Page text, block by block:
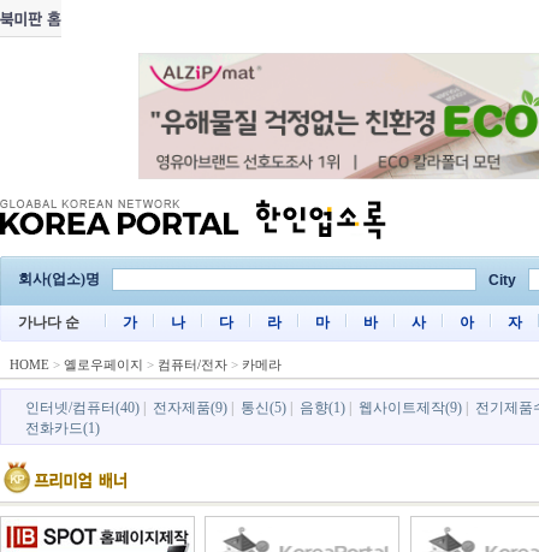
회사(업소)명 City
가나다 순 가 나 다 라 마 바 사 아 자
HOME > 옐로우페이지 > 컴퓨터/전자 > 카메라
인터넷/컴퓨터(40) 전자제품(9) 통신(5) 음향(1) 웹사이트제작(9)
전기제품
전화카드(1)